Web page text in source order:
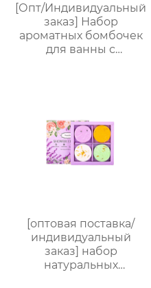
[Опт/Индивидуальный
заказ] Набор
ароматных бомбочек
для ванны с
Разноцветные
варианты (лаванда/
роза/кокос-мята и др.)
| Подарочные наборы
[оптовая поставка/
индивидуальный
заказ] набор
натуральных